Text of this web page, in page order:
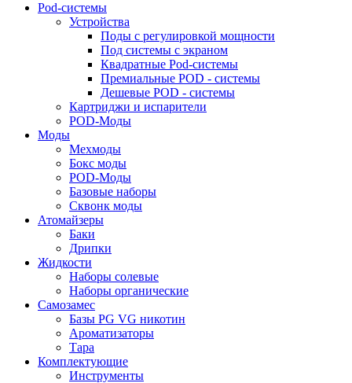
Pod-системы
Устройства
Поды с регулировкой мощности
Под системы с экраном
Квадратные Pod-системы
Премиальные POD - системы
Дешевые POD - системы
Картриджи и испарители
POD-Моды
Моды
Мехмоды
Бокс моды
POD-Моды
Базовые наборы
Сквонк моды
Атомайзеры
Баки
Дрипки
Жидкости
Наборы солевые
Наборы органические
Самозамес
Базы PG VG никотин
Ароматизаторы
Тара
Комплектующие
Инструменты